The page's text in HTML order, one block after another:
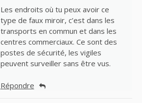
Les endroits où tu peux avoir ce
type de faux miroir, c’est dans les
transports en commun et dans les
centres commerciaux. Ce sont des
postes de sécurité, les vigiles
peuvent surveiller sans être vus.
Répondre